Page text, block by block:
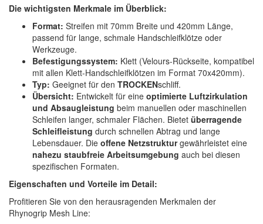
(1)
Sundstrom
(4)
Troton
(2)
Wibeco
(1)
ZVG
Die wichtigsten Merkmale im Überblick:
Format: Streifen mit 70mm Breite und 420mm Länge,
passend für lange, schmale Handschleifklötze oder
Werkzeuge.
Befestigungssystem: Klett (Velours-Rückseite, kompatibel
mit allen Klett-Handschleifklötzen im Format 70x420mm).
Typ: Geeignet für den TROCKENschliff.
Übersicht: Entwickelt für eine optimierte Luftzirkulation
und Absaugleistung beim manuellen oder maschinellen
Schleifen langer, schmaler Flächen. Bietet überragende
Schleifleistung durch schnellen Abtrag und lange
Lebensdauer. Die offene Netzstrukturgewährleistet eine
nahezu staubfreie Arbeitsumgebung auch bei diesen
spezifischen Formaten.
Eigenschaften und Vorteile im Detail:
Profitieren Sie von den herausragenden Merkmalen der
Rhynogrip Mesh Line: